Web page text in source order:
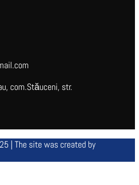
com.Stăuceni, str.
| The site was created by